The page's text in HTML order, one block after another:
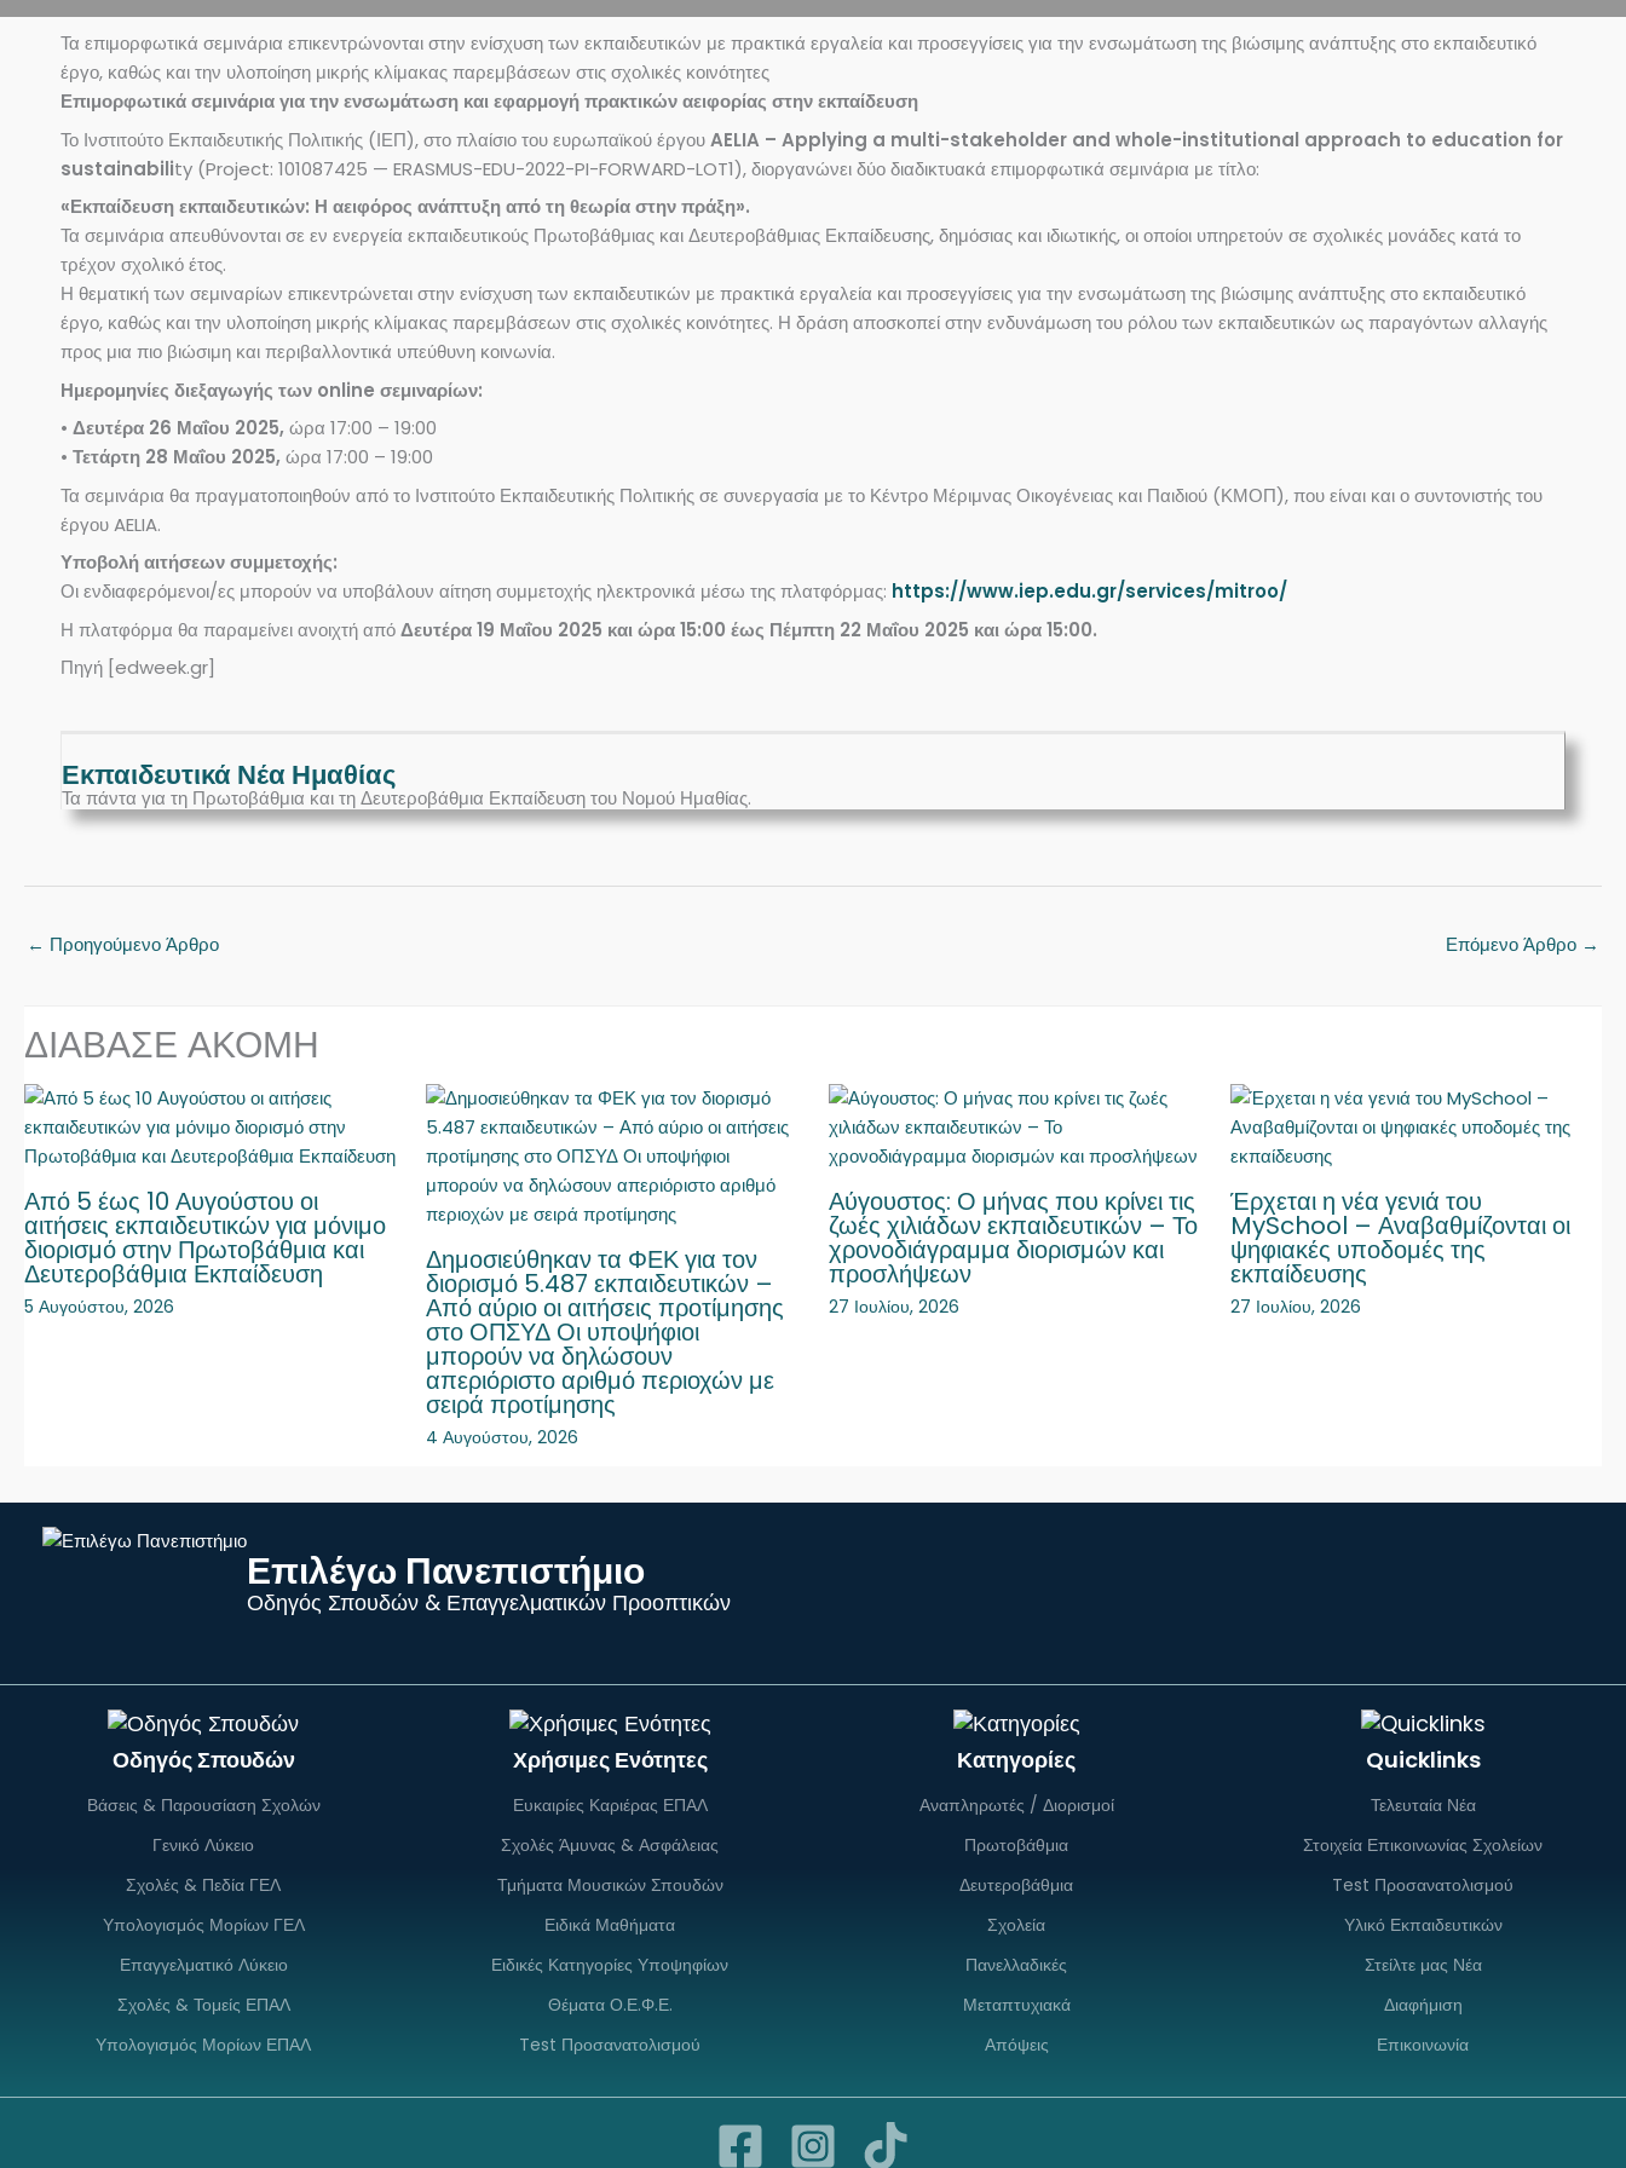
Τα επιμορφωτικά σεμινάρια επικεντρώνονται στην ενίσχυση των εκπαιδευτικών με πρακτικά εργαλεία και προσεγγίσεις για την ενσωμάτωση της βιώσιμης ανάπτυξης στο εκπαιδευτικό
έργο, καθώς και την υλοποίηση μικρής κλίμακας παρεμβάσεων στις σχολικές κοινότητες
Επιμορφωτικά σεμινάρια για την ενσωμάτωση και εφαρμογή πρακτικών αειφορίας στην εκπαίδευση
Το Ινστιτούτο Εκπαιδευτικής Πολιτικής (ΙΕΠ), στο πλαίσιο του ευρωπαϊκού έργουAELIA – Applying a multi-stakeholder and whole-institutional approach to education for
sustainability (Project: 101087425 — ERASMUS-EDU-2022-PI-FORWARD-LOT1), διοργανώνει δύο διαδικτυακά επιμορφωτικά σεμινάρια με τίτλο:
«Εκπαίδευση εκπαιδευτικών: Η αειφόρος ανάπτυξη από τη θεωρία στην πράξη».
Τα σεμινάρια απευθύνονται σε εν ενεργεία εκπαιδευτικούς Πρωτοβάθμιας και Δευτεροβάθμιας Εκπαίδευσης, δημόσιας και ιδιωτικής, οι οποίοι υπηρετούν σε σχολικές μονάδες κατά το
τρέχον σχολικό έτος.
Η θεματική των σεμιναρίων επικεντρώνεται στην ενίσχυση των εκπαιδευτικών με πρακτικά εργαλεία και προσεγγίσεις για την ενσωμάτωση της βιώσιμης ανάπτυξης στο εκπαιδευτικό
έργο, καθώς και την υλοποίηση μικρής κλίμακας παρεμβάσεων στις σχολικές κοινότητες. Η δράση αποσκοπεί στην ενδυνάμωση του ρόλου των εκπαιδευτικών ως παραγόντων αλλαγής
προς μια πιο βιώσιμη και περιβαλλοντικά υπεύθυνη κοινωνία.
Ημερομηνίες διεξαγωγής των online σεμιναρίων:
• Δευτέρα 26 Μαΐου 2025, ώρα 17:00 – 19:00
• Τετάρτη 28 Μαΐου 2025, ώρα 17:00 – 19:00
Τα σεμινάρια θα πραγματοποιηθούν από το Ινστιτούτο Εκπαιδευτικής Πολιτικής σε συνεργασία με το Κέντρο Μέριμνας Οικογένειας και Παιδιού (ΚΜΟΠ), που είναι και ο συντονιστής του
έργου AELIA.
Υποβολή αιτήσεων συμμετοχής:
Οι ενδιαφερόμενοι/ες μπορούν να υποβάλουν αίτηση συμμετοχής ηλεκτρονικά μέσω της πλατφόρμας: https://www.iep.edu.gr/services/mitroo/
Η πλατφόρμα θα παραμείνει ανοιχτή απόΔευτέρα 19 Μαΐου 2025 και ώρα 15:00 έως Πέμπτη 22 Μαΐου 2025 και ώρα 15:00.
Πηγή [edweek.gr]
Εκπαιδευτικά Νέα Ημαθίας
Τα πάντα για τη Πρωτοβάθμια και τη Δευτεροβάθμια Εκπαίδευση του Νομού Ημαθίας.
← Προηγούμενο Άρθρο Επόμενο Άρθρο →
ΔΙΑΒΑΣΕ ΑΚΟΜΗ
Από 5 έως 10 Αυγούστου οι
αιτήσεις εκπαιδευτικών για μόνιμο
διορισμό στην Πρωτοβάθμια και
Δευτεροβάθμια Εκπαίδευση
5 Αυγούστου, 2026
Δημοσιεύθηκαν τα ΦΕΚ για τον
διορισμό 5.487 εκπαιδευτικών –
Από αύριο οι αιτήσεις προτίμησης
στο ΟΠΣΥΔ Οι υποψήφιοι
μπορούν να δηλώσουν
απεριόριστο αριθμό περιοχών με
σειρά προτίμησης
4 Αυγούστου, 2026
Αύγουστος: Ο μήνας που κρίνει τις
ζωές χιλιάδων εκπαιδευτικών – Το
χρονοδιάγραμμα διορισμών και
προσλήψεων
27 Ιουλίου, 2026
Έρχεται η νέα γενιά του
MySchool – Αναβαθμίζονται οι
ψηφιακές υποδομές της
εκπαίδευσης
27 Ιουλίου, 2026
Επιλέγω Πανεπιστήμιο
Οδηγός Σπουδών & Επαγγελματικών Προοπτικών
Οδηγός Σπουδών
Βάσεις & Παρουσίαση Σχολών
Γενικό Λύκειο
Σχολές & Πεδία ΓΕΛ
Υπολογισμός Μορίων ΓΕΛ
Επαγγελματικό Λύκειο
Σχολές & Τομείς ΕΠΑΛ
Υπολογισμός Μορίων ΕΠΑΛ
Χρήσιμες Ενότητες
Ευκαιρίες Καριέρας ΕΠΑΛ
Σχολές Άμυνας & Ασφάλειας
Τμήματα Μουσικών Σπουδών
Ειδικά Μαθήματα
Ειδικές Κατηγορίες Υποψηφίων
Θέματα Ο.Ε.Φ.Ε.
Test Προσανατολισμού
Κατηγορίες
Αναπληρωτές / Διορισμοί
Πρωτοβάθμια
Δευτεροβάθμια
Σχολεία
Πανελλαδικές
Μεταπτυχιακά
Απόψεις
Quicklinks
Τελευταία Νέα
Στοιχεία Επικοινωνίας Σχολείων
Test Προσανατολισμού
Υλικό Εκπαιδευτικών
Στείλτε μας Νέα
Διαφήμιση
Επικοινωνία